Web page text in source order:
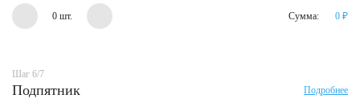
0 шт. Сумма: 0 ₽
Шаг 6/7
Подпятник Подробнее